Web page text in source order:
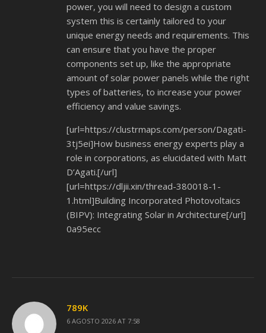
power, you will need to design a custom
system this is certainly tailored to your
unique energy needs and requirements. This
can ensure that you have the proper
components set up, like the appropriate
amount of solar power panels while the right
types of batteries, to increase your power
efficiency and value savings.
[url=https://clustrmaps.com/person/Dagati-
3tj5ei]How business energy experts play a
role in corporations, as elucidated with Matt
D’Agati.[/url]
[url=https://dljii.xin/thread-380018-1-
1.html]Building Incorporated Photovoltaics
(BIPV): Integrating Solar in Architecture[/url]
0a95ecc
789K
6 AGOSTO 2026 AT 7:58